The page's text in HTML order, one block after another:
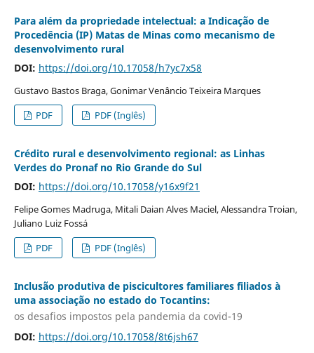
Para além da propriedade intelectual: a Indicação de
Procedência (IP) Matas de Minas como mecanismo de
desenvolvimento rural
DOI: https://doi.org/10.17058/h7yc7x58
Gustavo Bastos Braga, Gonimar Venâncio Teixeira Marques
PDF
PDF (Inglês)
Crédito rural e desenvolvimento regional: as Linhas
Verdes do Pronaf no Rio Grande do Sul
DOI: https://doi.org/10.17058/y16x9f21
Felipe Gomes Madruga, Mitali Daian Alves Maciel, Alessandra Troian,
Juliano Luiz Fossá
PDF
PDF (Inglês)
Inclusão produtiva de piscicultores familiares filiados à
uma associação no estado do Tocantins:
os desafios impostos pela pandemia da covid-19
DOI: https://doi.org/10.17058/8t6jsh67